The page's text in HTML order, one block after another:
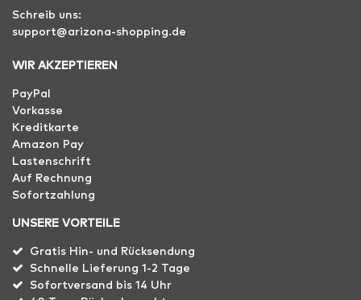
Schreib uns:
support@arizona-shopping.de
WIR AKZEPTIEREN
PayPal
Vorkasse
Kreditkarte
Amazon Pay
Lastenschrift
Auf Rechnung
Sofortzahlung
UNSERE VORTEILE
Gratis Hin- und Rücksendung
Schnelle Lieferung 1-2 Tage
Sofortversand bis 14 Uhr